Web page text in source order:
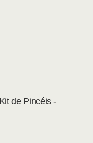
de Pincéis -